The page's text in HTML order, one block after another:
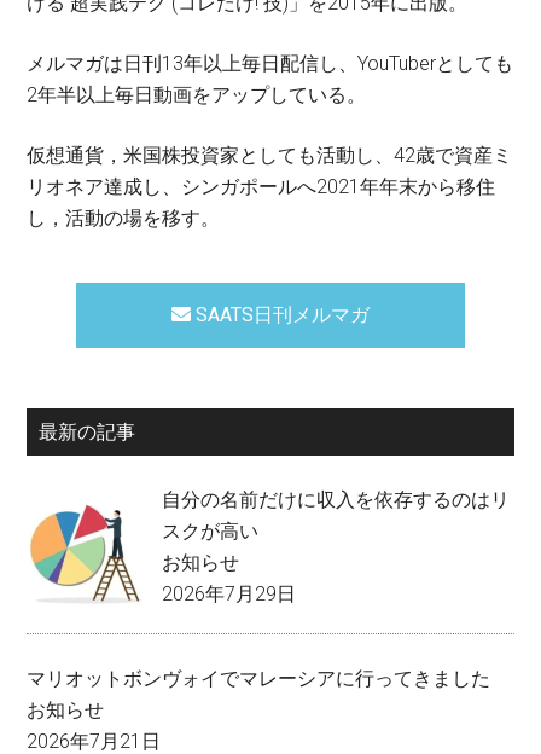
メルマガは日刊13年以上毎日配信し、YouTuberとしても
2年半以上毎日動画をアップしている。
仮想通貨，米国株投資家としても活動し、42歳で資産ミ
リオネア達成し、シンガポールへ2021年年末から移住
し，活動の場を移す。
SAATS日刊メルマガ
最新の記事
自分の名前だけに収入を依存するのはリ
スクが高い
お知らせ
2026年7月29日
マリオットボンヴォイでマレーシアに行ってきました
お知らせ
2026年7月21日